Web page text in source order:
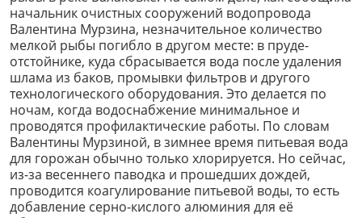
начальник очистных сооружений водопровода
Валентина Мурзина, незначительное количество
мелкой рыбы погибло в другом месте: в пруде-
отстойнике, куда сбрасывается вода после удаления
шлама из баков, промывки фильтров и другого
технологического оборудования. Это делается по
ночам, когда водоснабжение минимальное и
проводятся профилактические работы. По словам
Валентины Мурзиной, в зимнее время питьевая вода
для горожан обычно только хлорируется. Но сейчас,
из-за весеннего паводка и прошедших дождей,
проводится коагулирование питьевой воды, то есть
добавление серно-кислого алюминия для её